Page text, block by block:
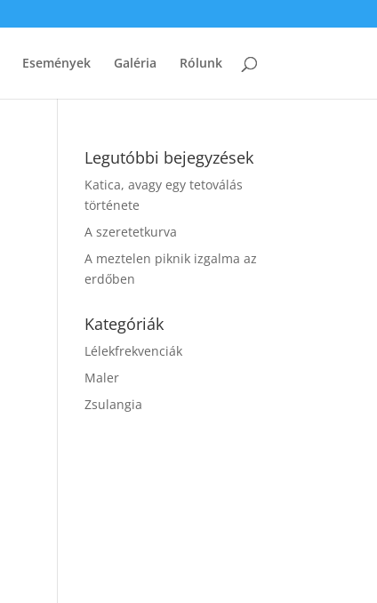
Események Galéria Rólunk
Legutóbbi bejegyzések
Katica, avagy egy tetoválás
története
A szeretetkurva
A meztelen piknik izgalma az
erdőben
Kategóriák
Lélekfrekvenciák
Maler
Zsulangia